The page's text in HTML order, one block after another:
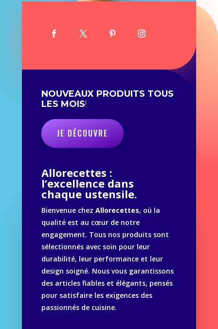
NOUVEAUX PRODUITS TOUS
LES MOIS!
JE DÉCOUVRE
Allorecettes :
l’excellence dans
chaque ustensile.
Bienvenue chez Allorecettes, où la
qualité est au cœur de notre
engagement. Tous nos produits sont
sélectionnés avec soin pour leur
durabilité, leur performance et leur
design soigné. Nous vous garantissons
des articles fiables et élégants, pensés
pour satisfaire les exigences des
passionnés de cuisine.